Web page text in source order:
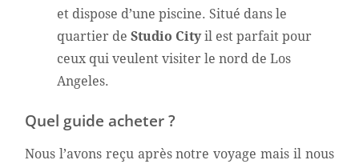
et dispose d’une piscine. Situé dans le
quartier deStudio Cityil est parfait pour
ceux qui veulent visiter le nord de Los
Angeles.
Quel guide acheter ?
Nous l’avons reçu après notre voyage mais il nous